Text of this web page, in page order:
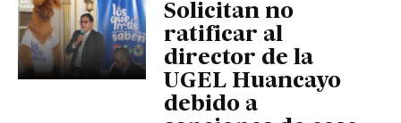
Solicitan no
ratificar al
director de la
UGEL Huancayo
debido a